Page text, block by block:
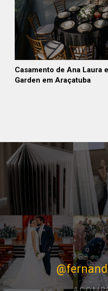
Casamento de Ana Laura
Garden em Araçatuba